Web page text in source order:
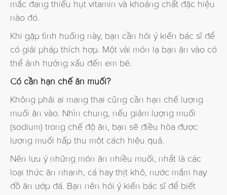
mắc đang thiếu hụt vitamin và khoáng chất đặc hiệu
nào đó.
Khi gặp tình huống này, bạn cần hỏi ý kiến bác sĩ để
có giải pháp thích hợp. Một vài món lạ bạn ăn vào có
thể ảnh hưởng xấu đến em bé.
Có cần hạn chế ăn muối?
Không phải ai mang thai cũng cần hạn chế lượng
muối ăn vào. Nhìn chung, nếu giảm lượng muối
(sodium) trong chế độ ăn, bạn sẽ điều hòa được
lượng muối hấp thu một cách hiệu quả.
Nên lưu ý những món ăn nhiều muối, nhất là các
loại thức ăn nhanh, cá hay thịt khô, nước mắm hay
đồ ăn ướp đá. Bạn nên hỏi ý kiến bác sĩ để biết